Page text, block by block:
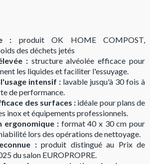
: produit OK HOME COMPOST,
des déchets jetés
: structure alvéolée efficace pour
les liquides et faciliter l'essuyage.
intensif : lavable jusqu'à 30 fois à
de performance.
des surfaces : idéale pour plans de
inox et équipements professionnels.
ergonomique :format 40 x 30 cm pour
lors des opérations de nettoyage.
:produit distingué au Prix de
du salon EUROPROPRE.